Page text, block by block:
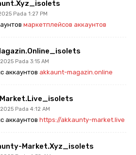
Pada 1:27 PM
маркетплейсов аккаунтов
Pada 3:15 AM
аккаунтов akkaunt-magazin.online
Pada 4:12 AM
аккаунтов https://akkaunty-market.live
Market.xyz_isolets